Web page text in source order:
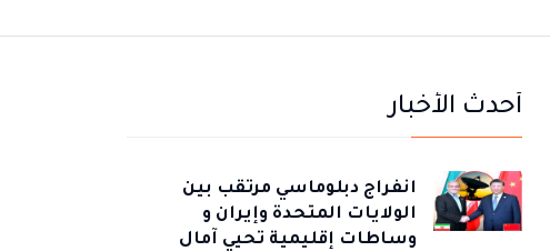
أحدث الأخبار
انفراج دبلوماسي مرتقب بين
الولايات المتحدة وإيران و
وساطات إقليمية تحيي آمال